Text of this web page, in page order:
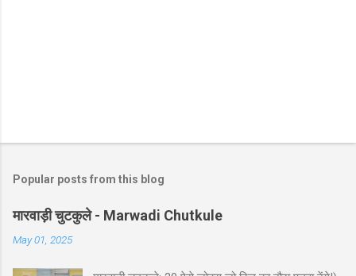
Popular posts from this blog
मारवाड़ी चुटकुले - Marwadi Chutkule
May 01, 2025